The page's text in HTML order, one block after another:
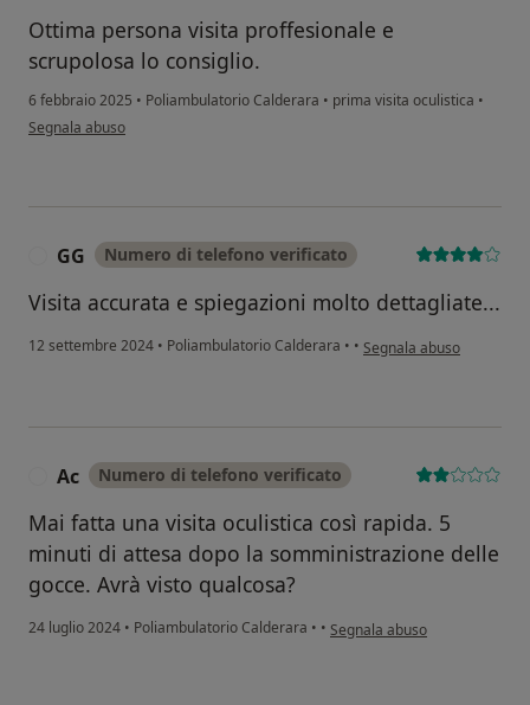
Ottima persona visita proffesionale e
scrupolosa lo consiglio.
6 febbraio 2025 • Poliambulatorio Calderara • prima visita oculistica •
secondo l'opinione dell'utente Conti Marco
Segnala abuso
GG Numero di telefono verificato
Visita accurata e spiegazioni molto dettagliate...
12 settembre 2024 • Poliambulatorio Calderara • • secondo l'opinione
Segnala abuso
Ac Numero di telefono verificato
Mai fatta una visita oculistica così rapida. 5
minuti di attesa dopo la somministrazione delle
gocce. Avrà visto qualcosa?
24 luglio 2024 • Poliambulatorio Calderara • • secondo l'opinione dell'utente
Segnala abuso